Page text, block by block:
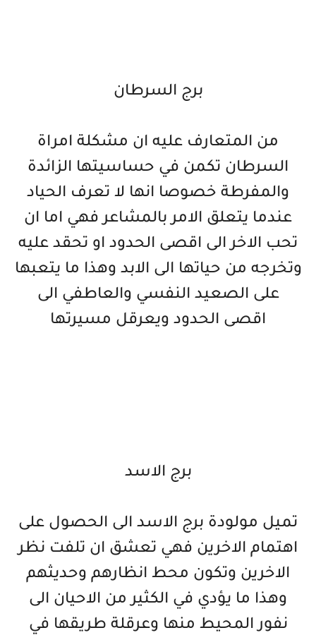
برج السرطان
من المتعارف عليه ان مشكلة امراة
السرطان تكمن في حساسيتها الزائدة
والمفرطة خصوصا انها لا تعرف الحياد
عندما يتعلق الامر بالمشاعر فهي اما ان
تحب الاخر الى اقصى الحدود او تحقد عليه
وتخرجه من حياتها الى الابد وهذا ما يتعبها
على الصعيد النفسي والعاطفي الى
اقصى الحدود ويعرقل مسيرتها
برج الاسد
تميل مولودة برج الاسد الى الحصول على
اهتمام الاخرين فهي تعشق ان تلفت نظر
الاخرين وتكون محط انظارهم وحديثهم
وهذا ما يؤدي في الكثير من الاحيان الى
نفور المحيط منها وعرقلة طريقها في